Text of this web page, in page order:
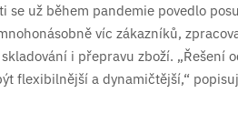
se už během pandemie povedlo
víc zákazníků,
i přepravu zboží. „Řešení
flexibilnější a dynamičtější,“